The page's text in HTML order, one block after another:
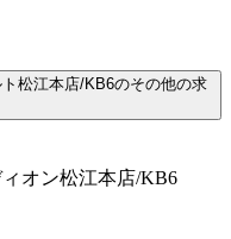
松江本店/KB6のその他の求
オン松江本店/KB6